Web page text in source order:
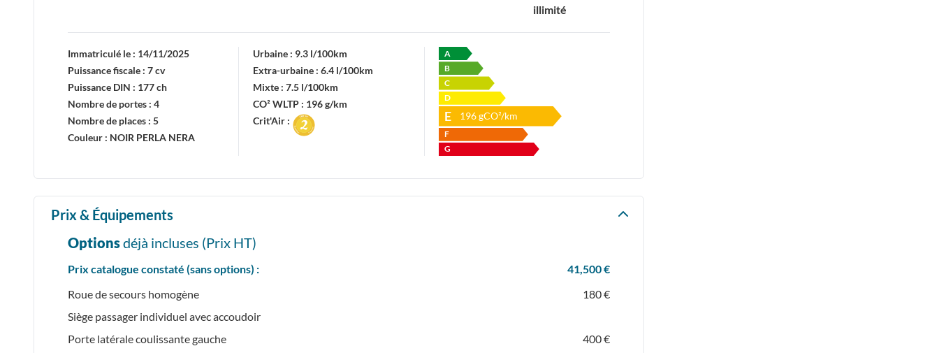
illimité
Immatriculé le : 14/11/2025
Puissance fiscale : 7 cv
Puissance DIN : 177 ch
Nombre de portes : 4
Nombre de places : 5
Couleur : NOIR PERLA NERA
Urbaine : 9.3 l/100km
Extra-urbaine :6.4 l/100km
Mixte :7.5 l/100km
CO² WLTP : 196 g/km
Crit'Air :
A
B
C
D
E 196gCO²/km
F
G
Prix & Équipements
Optionsdéjà incluses (Prix HT)
Prix catalogue constaté (sans options) :
41,500 €
Roue de secours homogène
180 €
Siège passager individuel avec accoudoir
Porte latérale coulissante gauche
400 €